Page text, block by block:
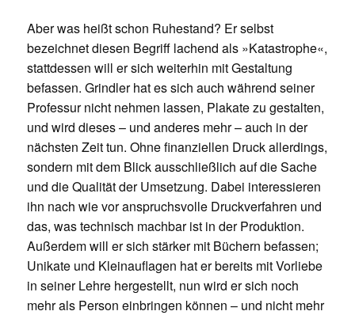
Aber was heißt schon Ruhestand? Er selbst
bezeichnet diesen Begriff lachend als »Katastrophe«,
stattdessen will er sich weiterhin mit Gestaltung
befassen. Grindler hat es sich auch während seiner
Professur nicht nehmen lassen, Plakate zu gestalten,
und wird dieses – und anderes mehr – auch in der
nächsten Zeit tun. Ohne finanziellen Druck allerdings,
sondern mit dem Blick ausschließlich auf die Sache
und die Qualität der Umsetzung. Dabei interessieren
ihn nach wie vor anspruchsvolle Druckverfahren und
das, was technisch machbar ist in der Produktion.
Außerdem will er sich stärker mit Büchern befassen;
Unikate und Kleinauflagen hat er bereits mit Vorliebe
in seiner Lehre hergestellt, nun wird er sich noch
mehr als Person einbringen können – und nicht mehr